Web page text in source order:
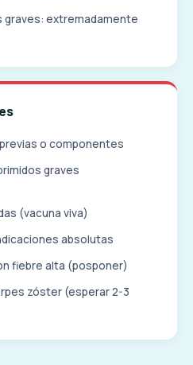
graves: extremadamente
o componentes
graves
(vacuna viva)
absolutas
fiebre alta (posponer)
zóster (esperar 2-3